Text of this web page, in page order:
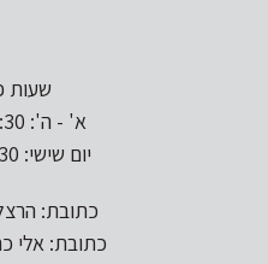
שעות
א' - ה': 19:30 - 08:30
יום שישי: 14:30 - 08:30
כתובת: הרצל 43,
כתובת: אלי כהן 42,